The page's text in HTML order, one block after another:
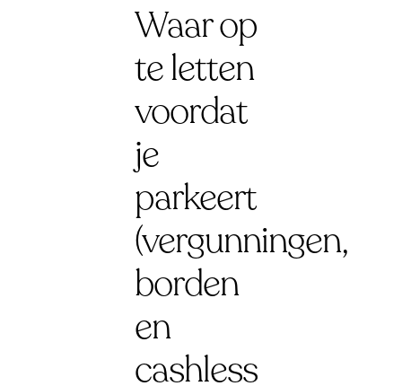
Waar op
te letten
voordat
je
parkeert
(vergunningen,
borden
en
cashless